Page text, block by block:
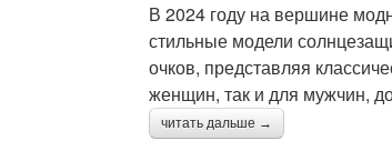
В 2024 году на вершине
стильные модели
очков, представляя
женщин, так и для мужчин,
читать дальше →